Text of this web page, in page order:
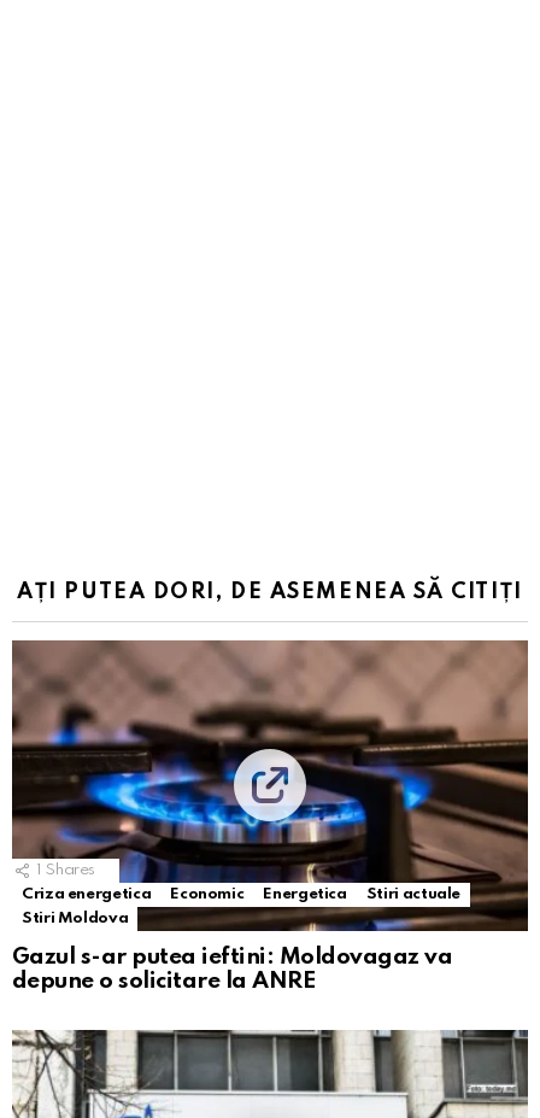
AȚI PUTEA DORI, DE ASEMENEA SĂ CITIȚI
1 Shares
Criza energetica
Economic Energetica
Stiri actuale
Stiri Moldova
Gazul s-ar putea ieftini: Moldovagaz va
depune o solicitare la ANRE